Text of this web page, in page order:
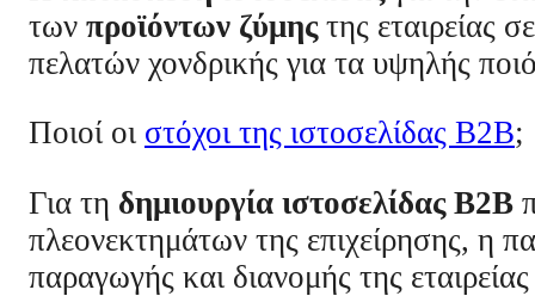
των προϊόντων ζύμηςτης εταιρείας
πελατών χονδρικής για τα υψηλής
Ποιοί οι στόχοι της ιστοσελίδας B2B;
Για τη δημιουργία ιστοσελίδας Β2Β
πλεονεκτημάτων της επιχείρησης, η
παραγωγής και διανομής της